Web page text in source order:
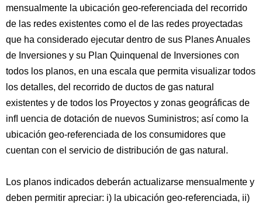
mensualmente la ubicación geo-referenciada del recorrido
de las redes existentes como el de las redes proyectadas
que ha considerado ejecutar dentro de sus Planes Anuales
de Inversiones y su Plan Quinquenal de Inversiones con
todos los planos, en una escala que permita visualizar todos
los detalles, del recorrido de ductos de gas natural
existentes y de todos los Proyectos y zonas geográficas de
inﬂ uencia de dotación de nuevos Suministros; así como la
ubicación geo-referenciada de los consumidores que
cuentan con el servicio de distribución de gas natural.
Los planos indicados deberán actualizarse mensualmente y
deben permitir apreciar: i) la ubicación geo-referenciada, ii)